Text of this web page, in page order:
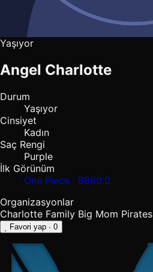
Yaşıyor
Angel Charlotte
Durum
Yaşıyor
Cinsiyet
Kadın
Saç Rengi
Purple
İlk Görünüm
One Piece · B860.0
Organizasyonlar
Charlotte Family Big Mom Pirates
Favori yap · 0